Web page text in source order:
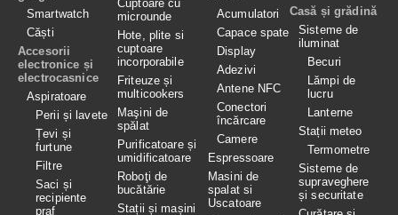
Smartwatch
Căști
Accesorii
electronice și
electrocasnice
Aspiratoare
Perii și lavete
Țevi și
furtune
Filtre
Saci și
recipiente
praf
Cuptoare cu
microunde
Hote, plite si
cuptoare
incorporabile
Friteuze și
multicookers
Maşini de
spălat
Purificatoare și
umidificatoare
Roboţi de
bucătărie
Stații și mașini
Acumulatori
Capace spate
Display
Adezivi
Antene NFC
Conectori
încărcare
Camere
Espressoare
Masini de
spalat si
Uscatoare
Casă și grădină
Sisteme de
iluminat
Becuri
Lămpi de
lucru
Lanterne
Stații meteo
Termometre
Sisteme de
supraveghere
și securitate